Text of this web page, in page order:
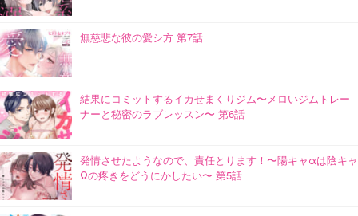
無慈悲な彼の愛シ方 第7話
結果にコミットするイカせまくりジム〜メロいジムトレー
ナーと秘密のラブレッスン〜 第6話
発情させたようなので、責任とります！〜陽キャαは陰キャ
Ωの疼きをどうにかしたい〜 第5話